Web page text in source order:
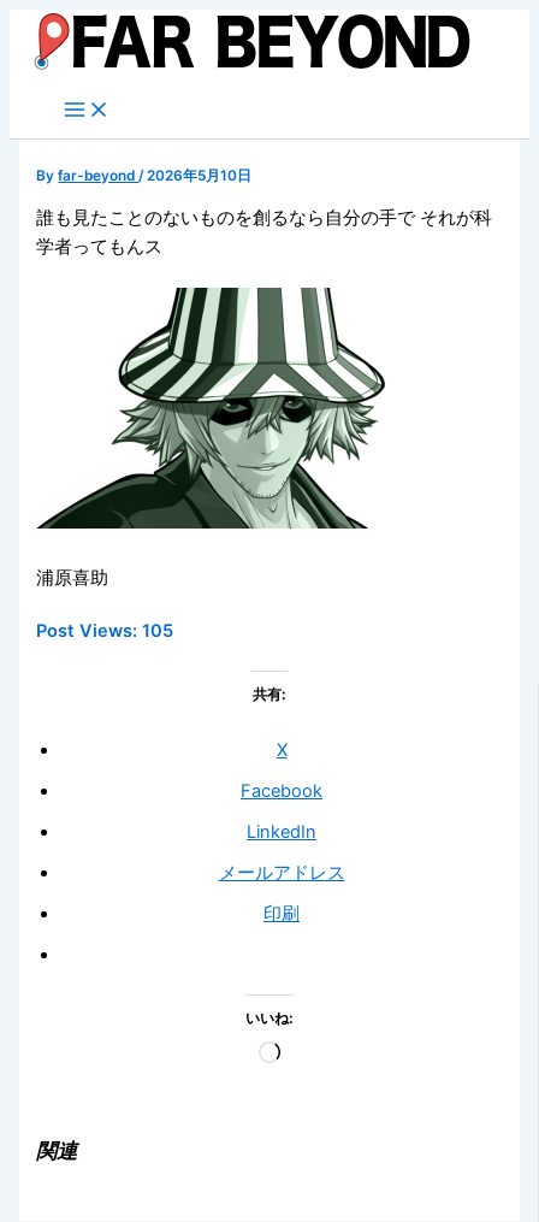
キ
Byfar-beyond/2026年5月10日
誰も見たことのないものを創るなら自分の手で それが科
学者ってもんス
浦原喜助
Post Views: 105
共有:
X
Facebook
LinkedIn
メールアドレス
印刷
いいね:
読
関連